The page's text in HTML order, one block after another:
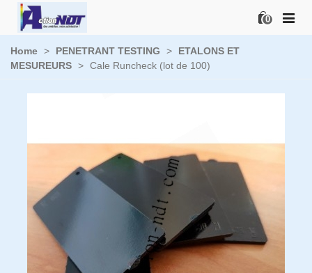
0
Home > PENETRANT TESTING >
ETALONS ET
MESUREURS > Cale Runcheck (lot de 100)